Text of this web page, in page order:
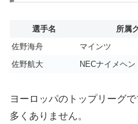
選手名 所属
佐野海舟
マインツ
佐野航大
NECナイメヘン
ヨーロッパのトップリーグ
多くありません。